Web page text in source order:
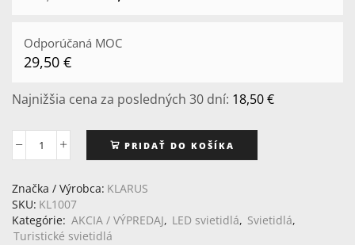
cena
29,50 €.
cena
Odporúčaná MOC
29,50 €
Najnižšia cena za posledných 30 dní: 18,50€
množstvo
Svietidlo
FL1A
(65lm)
+
PRIDAŤ DO KOŠÍKA
Značka / Výrobca: KLARUS
SKU: KL1007
Kategórie: AKCIA / VÝPREDAJ, LED svietidlá, Svietidlá,
Turistické svietidlá